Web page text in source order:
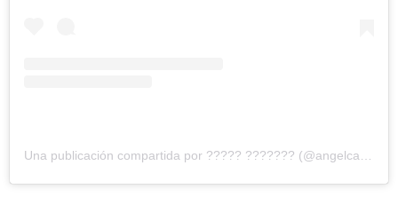
Una publicación compartida por ????? ??????? (@angelcamachomx)